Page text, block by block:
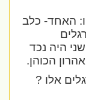
האחד- כלב
היה נכד
הכוהן.
אלו ?